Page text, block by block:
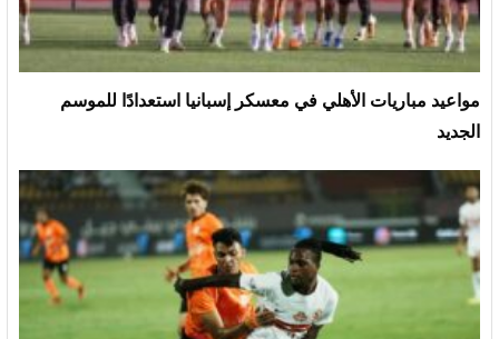
مواعيد مباريات الأهلي في معسكر إسبانيا استعدادًا للموسم
الجديد